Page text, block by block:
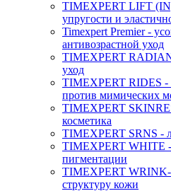
TIMEXPERT LIFT
упругости и
Timexpert Premier -
антивозрастной уход
TIMEXPERT
уход
TIMEXPERT RIDES -
против мимических
TIMEXPERT
косметика
TIMEXPERT SRNS -
TIMEXPERT WHITE
пигментации
TIMEXPERT
структуру кожи